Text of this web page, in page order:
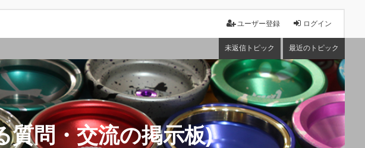
ログイン
ユーザー登録
未返信トピック 最近のトピック
質問・交流の掲示板)